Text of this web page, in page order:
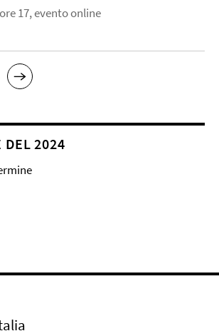
17, evento online
DEL 2024